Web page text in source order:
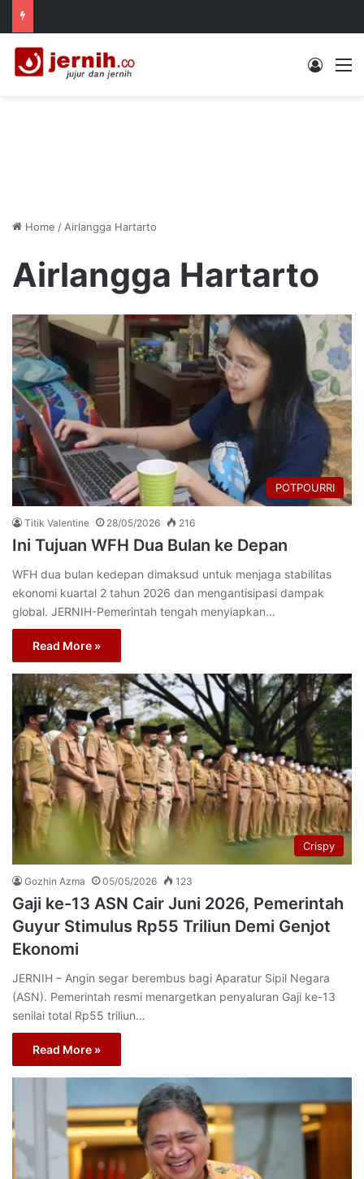
Log In
Home / Airlangga Hartarto
Airlangga Hartarto
POTPOURRI
Titik Valentine 28/05/2026 216
Ini Tujuan WFH Dua Bulan ke Depan
WFH dua bulan kedepan dimaksud untuk menjaga stabilitas
ekonomi kuartal 2 tahun 2026 dan mengantisipasi dampak
global. JERNIH-Pemerintah tengah menyiapkan…
Read More »
Crispy
Gozhin Azma 05/05/2026 123
Gaji ke-13 ASN Cair Juni 2026, Pemerintah
Guyur Stimulus Rp55 Triliun Demi Genjot
Ekonomi
JERNIH – Angin segar berembus bagi Aparatur Sipil Negara
(ASN). Pemerintah resmi menargetkan penyaluran Gaji ke-13
senilai total Rp55 triliun…
Read More »